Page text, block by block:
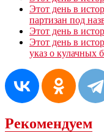
Этот день в
партизан под
Этот день в
Этот день в
указ о кулачных
Рекомендуем